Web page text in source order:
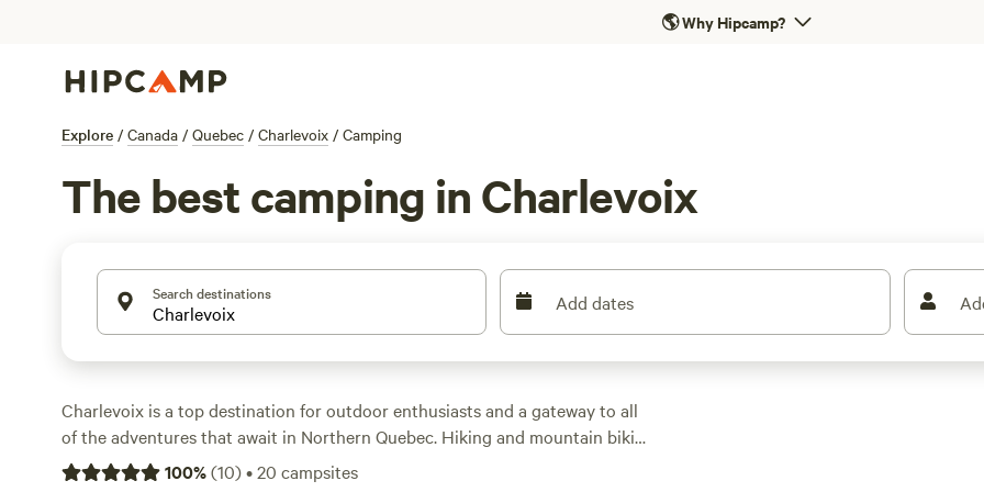
🌎Why Hipcamp?
Explore / Canada / Quebec / Charlevoix / Camping
The best camping in Charlevoix
Search destinations Add dates
Charlevoix is a top destination for outdoor enthusiasts and a gateway to all
of the adventures that await in Northern Quebec. Hiking and mountain biking
are extremely popular, and ample trails are available at the Parc National des
100%(10)•20 campsites